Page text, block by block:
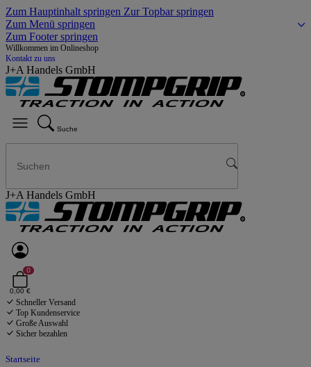
Zum Hauptinhalt springen Zur Topbar springen
Zum Menü springen
Zum Footer springen
Willkommen im Onlineshop
Kontakt zu uns
J+A Handels GmbH
Suche
J+A Handels GmbH
0
0,00 €
Schneller Versand
Top Kundenservice
Große Auswahl
Sicher bezahlen
Startseite